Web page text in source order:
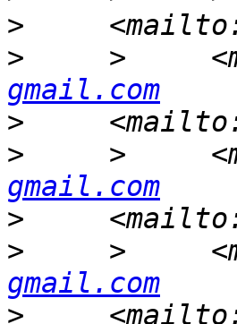
>
>
>
gmail.com
>
>
>
gmail.com
>
>
>
gmail.com
>